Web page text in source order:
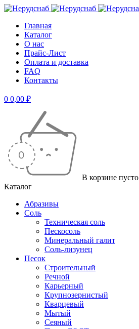
Главная
Каталог
О нас
Прайс-Лист
Оплата и доставка
FAQ
Контакты
0 0,00 ₽
В корзине пусто
Каталог
Абразивы
Соль
Техническая соль
Пескосоль
Минеральный галит
Соль-лизунец
Песок
Строительный
Речной
Карьерный
Крупнозернистый
Кварцевый
Мытый
Сеяный